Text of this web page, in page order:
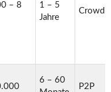
– 8
1 – 5
Jahre
6 – 60
P2P